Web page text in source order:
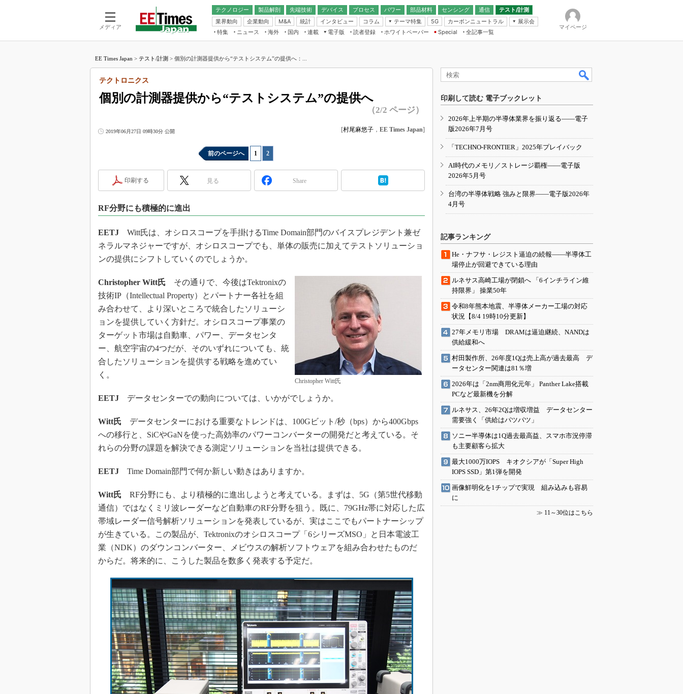
メディア
テクノロジー 製品解剖
先端技術
電池／エネルギー
デバイス
アナログ
マイコン
プロセス パワー 部品材料 センシング
通信
無線
テスト/計測
業界動向
企業動向 M&A 統計 インタビュー コラム
テーマ特集
フィジカルAI
読者調査（EE Times Research）
5G カーボンニュートラル
展示会
IoT・エッジコンピューティング
EXPO
TECHNO-FRONTIER
人とくるま展
特集 ニュース 海外 国内
連載
福田昭のデバイス通信
大山聡の業界スコープ
世界を「数字」で回してみよう
踊るバズワード ～Behind the
Buzzword
この10年で起こったこと、次の10年
製品分解で探るアジアの新トレンド
光伝送技術を知る
“異端児エンジニア”が仕掛けた社内
改革、執念の180日
JASA発IoT通信
IHSアナリスト「未来展望」
「英語に愛されないエンジニア」の
ための新行動論
電子版
電子ブックレット
読者登録 ホワイトペーパー
Special
全記事一覧
マイページ
EE Times Japan > テスト/計測 > 個別の計測器提供から“テストシステム”の提供へ：...
個別の計測器提供から“テストシステム”の提供へ
テクトロニクス
（2/2 ページ）
2019年06月27日 09時30分 公開 [村尾麻悠子 ， EE Times Japan]
前のページへ 1 2
印刷する 見る Share
RF分野にも積極的に進出
EETJ Witt氏は、オシロスコープを手掛けるTime Domain部門のバイスプレジデント兼ゼ
ネラルマネジャーですが、オシロスコープでも、単体の販売に加えてテストソリューショ
ンの提供にシフトしていくのでしょうか。
Christopher Witt氏
Christopher Witt氏 その通りで、今後はTektronixの
技術IP（Intellectual Property）とパートナー各社を組
み合わせて、より深いところで統合したソリューシ
ョンを提供していく方針だ。オシロスコープ事業の
ターゲット市場は自動車、パワー、データセンタ
ー、航空宇宙の4つだが、そのいずれについても、統
合したソリューションを提供する戦略を進めてい
く。
EETJ データセンターでの動向については、いかがでしょうか。
Witt氏 データセンターにおける重要なトレンドは、100Gビット/秒（bps）から400Gbps
への移行と、SiCやGaNを使った高効率のパワーコンバーターの開発だと考えている。そ
れらの分野の課題を解決できる測定ソリューションを当社は提供できる。
EETJ Time Domain部門で何か新しい動きはありますか。
Witt氏 RF分野にも、より積極的に進出しようと考えている。まずは、5G（第5世代移動
通信）ではなくミリ波レーダーなど自動車のRF分野を狙う。既に、79GHz帯に対応した広
帯域レーダー信号解析ソリューションを発表しているが、実はここでもパートナーシップ
が生きている。この製品が、Tektronixのオシロスコープ「6シリーズMSO」と日本電波工
業（NDK）のダウンコンバーター、メビウスの解析ソフトウェアを組み合わせたものだ
からだ。将来的に、こうした製品を数多く発表する予定だ。
印刷して読む 電子ブックレット
2026年上半期の半導体業界を振り返る――電子
版2026年7月号
「TECHNO-FRONTIER」2025年プレイバック
AI時代のメモリ／ストレージ覇権――電子版
2026年5月号
台湾の半導体戦略 強みと限界――電子版2026年
4月号
記事ランキング
He・ナフサ・レジスト逼迫の続報――半導体工
場停止が回避できている理由
ルネサス高崎工場が閉鎖へ 「6インチライン維
持限界」 操業50年
令和8年熊本地震、半導体メーカー工場の対応
状況【8/4 19時10分更新】
27年メモリ市場 DRAMは逼迫継続、NANDは
供給緩和へ
村田製作所、26年度1Qは売上高が過去最高 デ
ータセンター関連は81％増
2026年は「2nm商用化元年」 Panther Lake搭載
PCなど最新機を分解
ルネサス、26年2Qは増収増益 データセンター
需要強く「供給はパツパツ」
ソニー半導体は1Q過去最高益、スマホ市況停滞
も主要顧客ら拡大
最大1000万IOPS キオクシアが「Super High
IOPS SSD」第1弾を開発
画像鮮明化を1チップで実現 組み込みも容易
に
≫ 11～30位はこちら